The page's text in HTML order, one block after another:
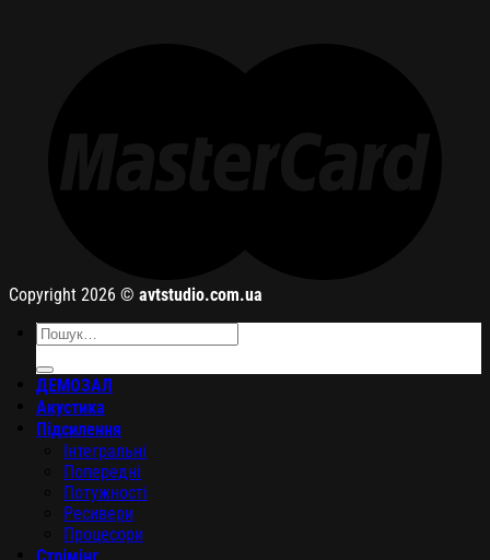
Copyright 2026 © avtstudio.com.ua
Шукати:
ДЕМОЗАЛ
Акустика
Підсилення
Інтегральні
Попередні
Потужності
Ресивери
Процесори